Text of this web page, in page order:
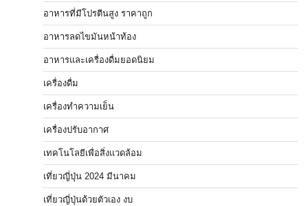
อาหารที่มีโปรตีนสูง ราคาถูก
อาหารลดไขมันหน้าท้อง
อาหารและเครื่องดื่มยอดนิยม
เครื่องดื่ม
เครื่องทำความเย็น
เครื่องปรับอากาศ
เทคโนโลยีเพื่อสิ่งแวดล้อม
เที่ยวญี่ปุ่น 2024 มีนาคม
เที่ยวญี่ปุ่นด้วยตัวเอง งบ